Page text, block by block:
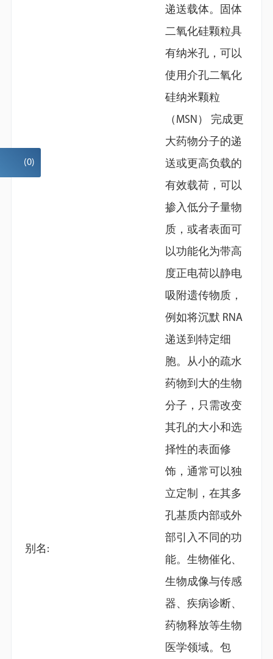
别名:
递送载体。固体
二氧化硅颗粒具
有纳米孔，可以
使用介孔二氧化
硅纳米颗粒
（MSN） 完成更
大药物分子的递
送或更高负载的
有效载荷，可以
掺入低分子量物
质，或者表面可
以功能化为带高
度正电荷以静电
吸附遗传物质，
例如将沉默 RNA
递送到特定细
胞。从小的疏水
药物到大的生物
分子，只需改变
其孔的大小和选
择性的表面修
饰，通常可以独
立定制，在其多
孔基质内部或外
部引入不同的功
能。生物催化、
生物成像与传感
器、疾病诊断、
药物释放等生物
医学领域。包
Mesoporous silica
microspheres | SiO2
(0)